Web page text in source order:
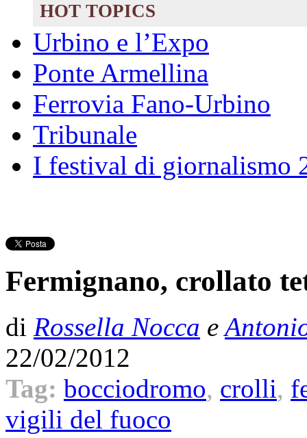
HOT TOPICS
Urbino e l’Expo
Ponte Armellina
Ferrovia Fano-Urbino
Tribunale
I festival di giornalismo
Fermignano, crollato
di Rossella Nocca e
22/02/2012
Tag: bocciodromo, crolli,
vigili del fuoco